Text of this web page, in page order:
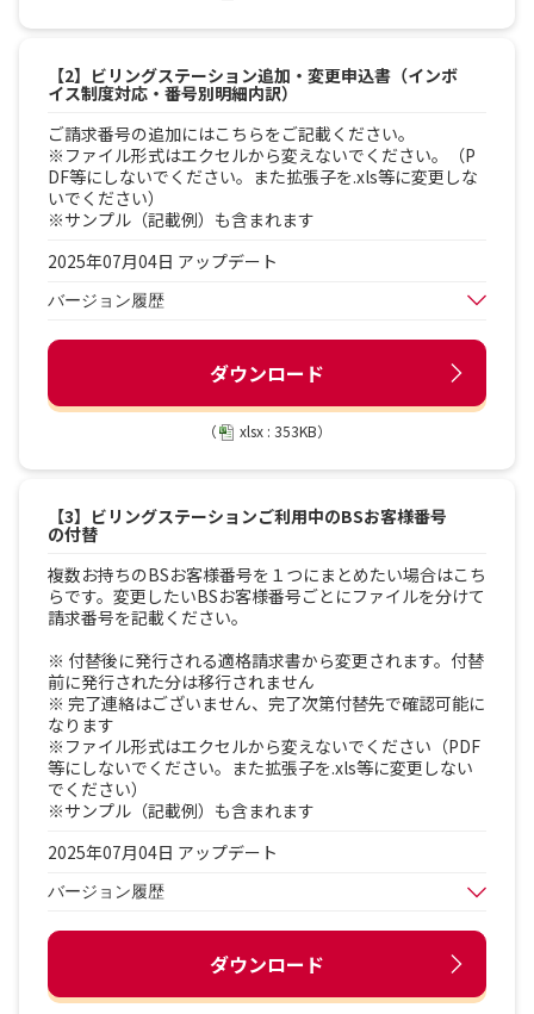
【2】ビリングステーション追加・変更申込書（インボ
イス制度対応・番号別明細内訳）
ご請求番号の追加にはこちらをご記載ください。
※ファイル形式はエクセルから変えないでください。（P
DF等にしないでください。また拡張子を.xls等に変更しな
いでください）
※サンプル（記載例）も含まれます
2025年07月04日 アップデート
バージョン履歴
ダウンロード
（ xlsx : 353KB）
【3】ビリングステーションご利用中のBSお客様番号
の付替
複数お持ちのBSお客様番号を１つにまとめたい場合はこち
らです。変更したいBSお客様番号ごとにファイルを分けて
請求番号を記載ください。
※ 付替後に発行される適格請求書から変更されます。付替
前に発行された分は移行されません
※ 完了連絡はございません、完了次第付替先で確認可能に
なります
※ファイル形式はエクセルから変えないでください（PDF
等にしないでください。また拡張子を.xls等に変更しない
でください）
※サンプル（記載例）も含まれます
2025年07月04日 アップデート
バージョン履歴
ダウンロード